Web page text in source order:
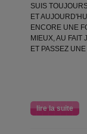
SUIS
ET
ENCORE UNE
MIEUX, AU FAIT
ET PASSEZ
lire la suite